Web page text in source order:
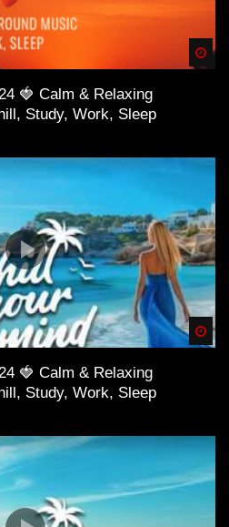
🍓 Calm & Relaxing
Study, Work, Sleep
🍓 Calm & Relaxing
Study, Work, Sleep